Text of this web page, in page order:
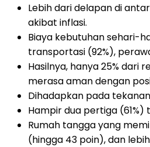
Lebih dari delapan di
akibat inflasi.
Biaya kebutuhan sehari-
transportasi (92%),
Hasilnya, hanya 25% dari
merasa aman dengan
Dihadapkan pada
Hampir dua pertiga
Rumah tangga yang
(hingga 43 poin), dan